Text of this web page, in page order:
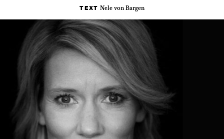
TEXT Nele von Bargen